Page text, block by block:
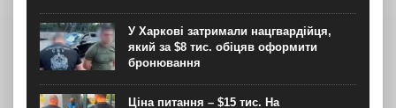
У Харкові затримали нацгвардійця,
який за $8 тис. обіцяв оформити
бронювання
Ціна питання – $15 тис. На